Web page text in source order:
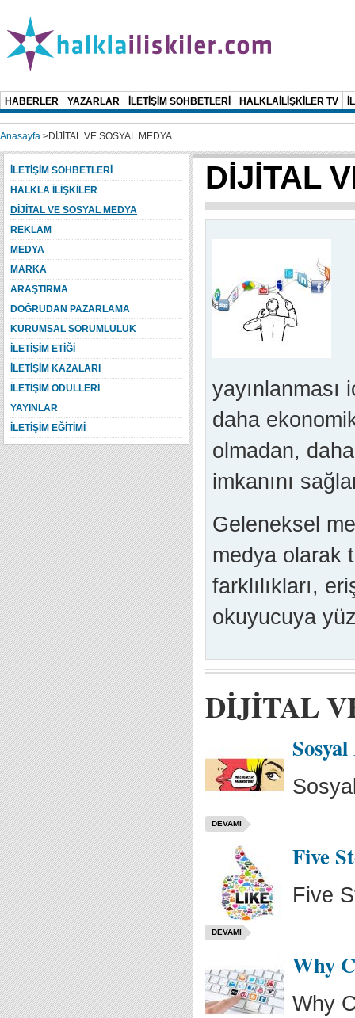
HABERLER YAZARLAR İLETİŞİM SOHBETLERİ HALKLAİLİŞKİLER TV
Anasayfa >DİJİTAL VE SOSYAL MEDYA
DİJİTAL
daha
olmadan,
imkanını
Geleneksel
medya olarak
farklılıkları,
okuyucuya
DİJİTAL
DEVAMI
Five
Five
DEVAMI
Why
Why
İLETİŞİM SOHBETLERİ
HALKLA İLİŞKİLER
DİJİTAL VE SOSYAL MEDYA
REKLAM
MEDYA
MARKA
ARAŞTIRMA
DOĞRUDAN PAZARLAMA
KURUMSAL SORUMLULUK
İLETİŞİM ETİĞİ
İLETİŞİM KAZALARI
İLETİŞİM ÖDÜLLERİ
YAYINLAR
İLETİŞİM EĞİTİMİ